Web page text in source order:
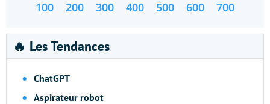
100
200 300 400 500 600 700
🔥 Les Tendances
ChatGPT
Aspirateur robot